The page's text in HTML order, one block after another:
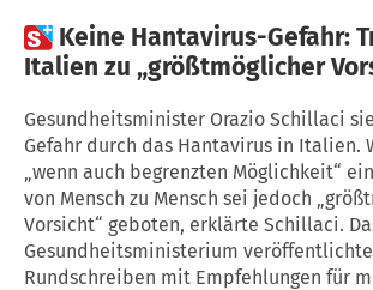
 Keine Hantavirus-Gefahr:
Italien zu „größtmöglicher
Gesundheitsminister Orazio Schillaci
Gefahr durch das Hantavirus in Italien.
„wenn auch begrenzten Möglichkeit“
von Mensch zu Mensch sei jedoch
Vorsicht“ geboten, erklärte Schillaci.
Gesundheitsministerium
Rundschreiben mit Empfehlungen für